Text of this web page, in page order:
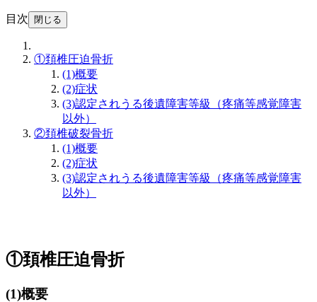
目次 閉じる
①頚椎圧迫骨折
(1)概要
(2)症状
(3)認定されうる後遺障害等級（疼痛等感覚障害
以外）
②頚椎破裂骨折
(1)概要
(2)症状
(3)認定されうる後遺障害等級（疼痛等感覚障害
以外）
①頚椎圧迫骨折
(1)概要